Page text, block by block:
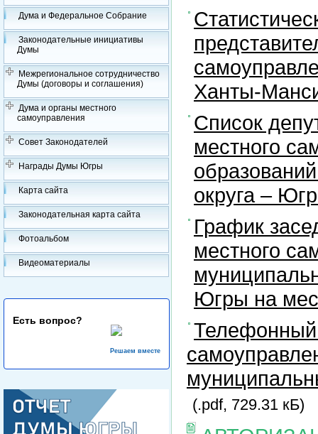
Дума и Федеральное Собрание
Законодательные инициативы
Думы
Межрегиональное сотрудничество
Думы (договоры и соглашения)
Дума и органы местного
самоуправления
Совет Законодателей
Награды Думы Югры
Карта сайта
Законодательная карта сайта
Фотоальбом
Видеоматериалы
Есть вопрос?
Решаем вместе
Ханты-
Список
местного
округа –
График
местного
Югры на
Телефонный
(.pdf, 729.31 кБ)